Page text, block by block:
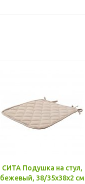
СИТА Подушка на стул,
бежевый, 38/35x38x2 см